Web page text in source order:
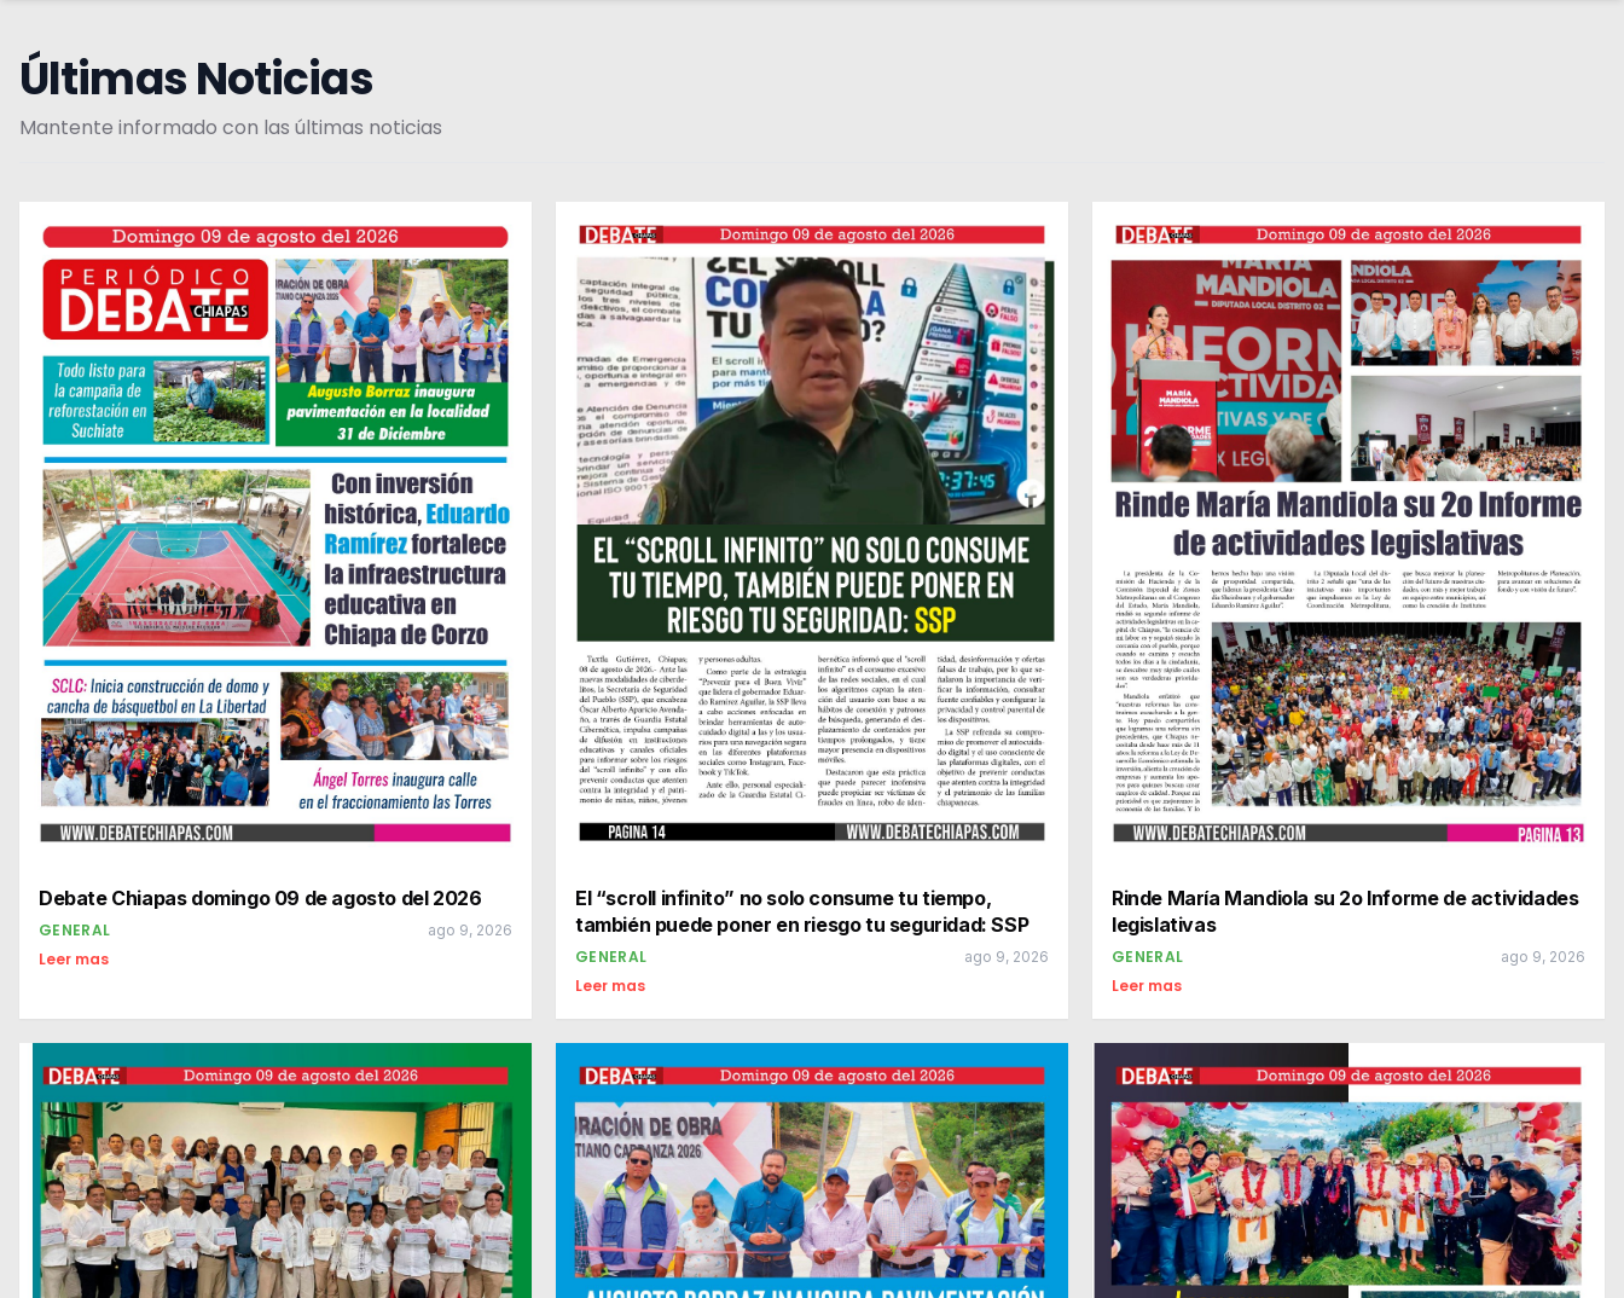
Últimas Noticias
Mantente informado con las últimas noticias
Debate Chiapas domingo 09 de agosto del 2026
GENERAL ago 9, 2026
Leer mas
El “scroll infinito” no solo consume tu tiempo,
también puede poner en riesgo tu seguridad: SSP
GENERAL ago 9, 2026
Leer mas
Rinde María Mandiola su 2o Informe de actividades
legislativas
GENERAL ago 9, 2026
Leer mas